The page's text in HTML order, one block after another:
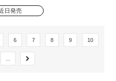
日発売
6 7 8 9 10